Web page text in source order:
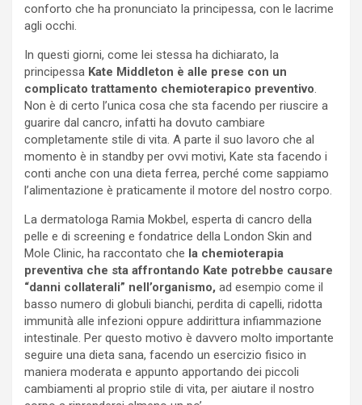
conforto che ha pronunciato la principessa, con le lacrime
agli occhi.
In questi giorni, come lei stessa ha dichiarato, la
principessa Kate Middleton è alle prese con un
complicato trattamento chemioterapico preventivo.
Non è di certo l’unica cosa che sta facendo per riuscire a
guarire dal cancro, infatti ha dovuto cambiare
completamente stile di vita. A parte il suo lavoro che al
momento è in standby per ovvi motivi, Kate sta facendo i
conti anche con una dieta ferrea, perché come sappiamo
l’alimentazione è praticamente il motore del nostro corpo.
La dermatologa Ramia Mokbel, esperta di cancro della
pelle e di screening e fondatrice della London Skin and
Mole Clinic, ha raccontato che la chemioterapia
preventiva che sta affrontando Kate potrebbe causare
“danni collaterali” nell’organismo, ad esempio come il
basso numero di globuli bianchi, perdita di capelli, ridotta
immunità alle infezioni oppure addirittura infiammazione
intestinale. Per questo motivo è davvero molto importante
seguire una dieta sana, facendo un esercizio fisico in
maniera moderata e appunto apportando dei piccoli
cambiamenti al proprio stile di vita, per aiutare il nostro